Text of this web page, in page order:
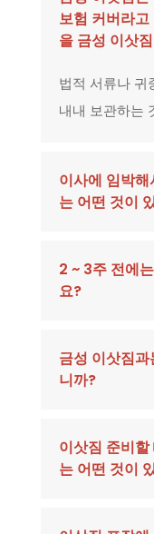
보험 커버라
을 금성 이삿
법적 서류나 귀
내내 보관하는
이사에 임박
는 어떤 것이
2 ~ 3주 전에
요?
금성 이삿짐
니까?
이삿짐 준비
는 어떤 것이